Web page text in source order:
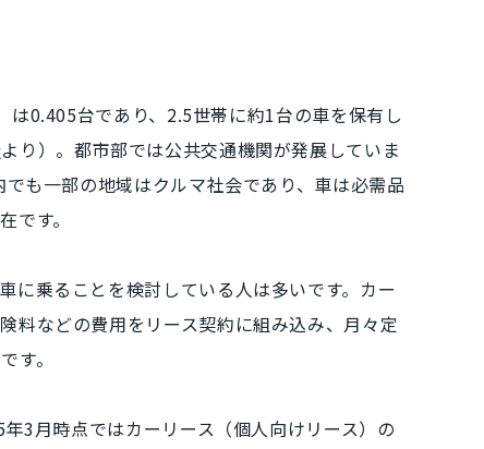
は0.405台であり、2.5世帯に約1台の車を保有し
より）。都市部では公共交通機関が発展していま
も一部の地域はクルマ社会であり、車は必需品
です。
に乗ることを検討している人は多いです。カー
料などの費用をリース契約に組み込み、 月々定
です。
3月時点ではカーリース（個人向けリース）の